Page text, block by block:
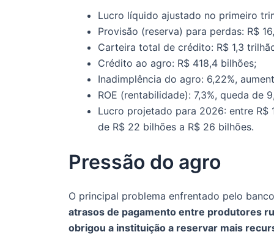
Lucro líquido ajustado no primeiro
Provisão (reserva) para perdas: R$
Carteira total de crédito: R$ 1,3
Crédito ao agro: R$ 418,4 bilhões;
Inadimplência do agro: 6,22%,
ROE (rentabilidade): 7,3%, queda de
Lucro projetado para 2026: entre R$
de R$ 22 bilhões a R$ 26 bilhões.
Pressão do agro
O principal problema enfrentado pelo
atrasos de pagamento entre produtores
obrigou a instituição a reservar mais